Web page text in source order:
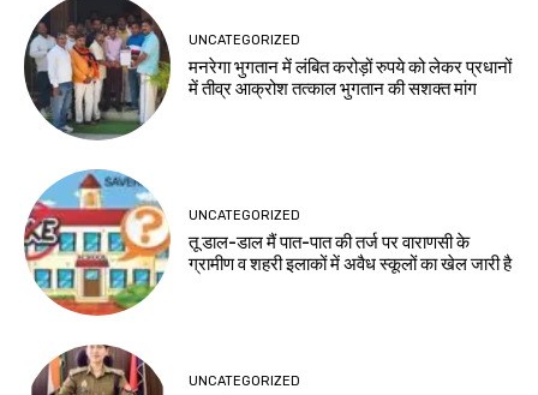
UNCATEGORIZED
मनरेगा भुगतान में लंबित करोड़ों रुपये को लेकर प्रधानों
में तीव्र आक्रोश तत्काल भुगतान की सशक्त मांग
UNCATEGORIZED
तू डाल-डाल मैं पात-पात की तर्ज पर वाराणसी के
ग्रामीण व शहरी इलाकों में अवैध स्कूलों का खेल जारी है
UNCATEGORIZED